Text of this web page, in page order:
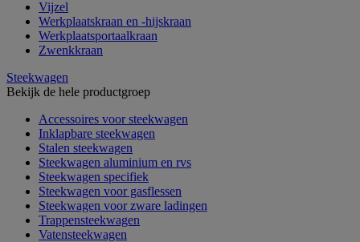
Vijzel
Werkplaatskraan en -hijskraan
Werkplaatsportaalkraan
Zwenkkraan
Steekwagen
Bekijk de hele productgroep
Accessoires voor steekwagen
Inklapbare steekwagen
Stalen steekwagen
Steekwagen aluminium en rvs
Steekwagen specifiek
Steekwagen voor gasflessen
Steekwagen voor zware ladingen
Trappensteekwagen
Vatensteekwagen